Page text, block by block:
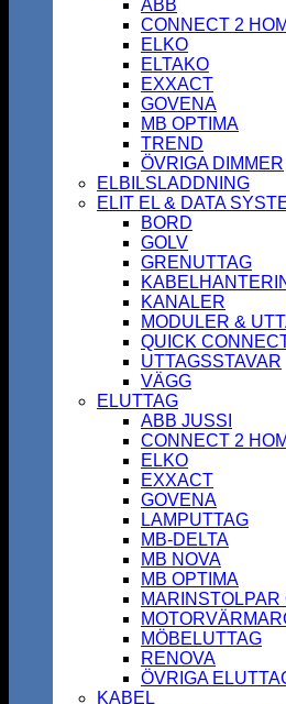
ABB
CONNECT 2
ELKO
ELTAKO
EXXACT
GOVENA
MB OPTIMA
TREND
ÖVRIGA DIMMER
ELBILSLADDNING
ELIT EL & DATA
BORD
GOLV
GRENUTTAG
KANALER
MODULER &
QUICK
UTTAGSSTAVAR
VÄGG
ELUTTAG
ABB JUSSI
CONNECT 2
ELKO
EXXACT
GOVENA
LAMPUTTAG
MB-DELTA
MB NOVA
MB OPTIMA
MÖBELUTTAG
RENOVA
ÖVRIGA
KABEL